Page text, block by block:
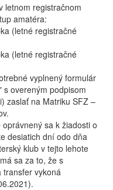
letnom registračnom
amatéra:
(letné registračné
(letné registračné
vyplnený formulár
s overeným podpisom
zaslať na Matriku SFZ –
sa k žiadosti o
desiatich dní odo dňa
klub v tejto lehote
sa za to, že s
vykoná